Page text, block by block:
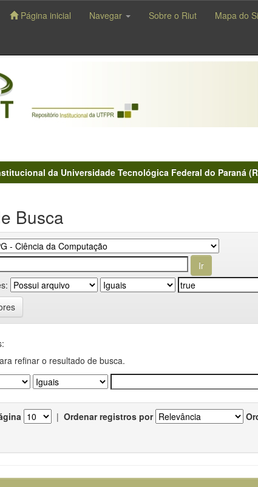
Página inicial Navegar Sobre o Riut Mapa do
da Universidade Tecnológica Federal do Paraná
Busca
refinar o resultado de busca.
| Ordenar registros por